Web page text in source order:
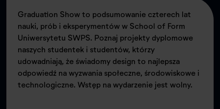
Graduation Show to podsumowanie czterech lat
nauki, prób i eksperymentów w School of Form
Uniwersytetu SWPS. Poznaj projekty dyplomowe
naszych studentek i studentów, którzy
udowadniają, że świadomy design to najlepsza
odpowiedź na wyzwania społeczne, środowiskowe i
technologiczne. Wstęp na wydarzenie jest wolny.